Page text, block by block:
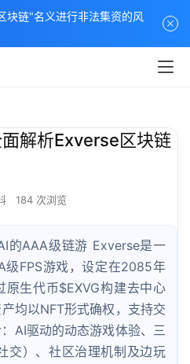
解析Exverse区块链
184 次浏览
的AAA级链游 Exverse是一
级FPS游戏，设定在2085年
生代币$EXVG构建去中心
均以NFT形式确权，支持交
AI驱动的动态游戏体验、三
交）、社区治理机制及边玩
块链"名义进行非法集资的风